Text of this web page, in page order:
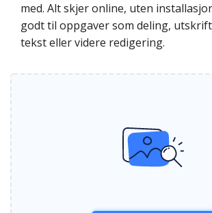
med. Alt skjer online, uten
godt til oppgaver som deling,
tekst eller videre redigering.